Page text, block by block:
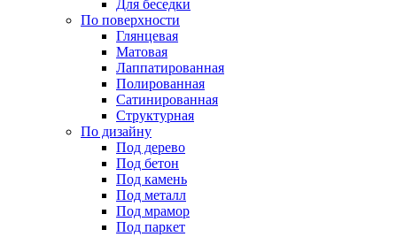
Для беседки
По поверхности
Глянцевая
Матовая
Лаппатированная
Полированная
Сатинированная
Структурная
По дизайну
Под дерево
Под бетон
Под камень
Под металл
Под мрамор
Под паркет